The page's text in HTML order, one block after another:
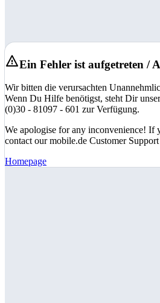
Ein Fehler ist aufgetreten /
Wir bitten die verursachten
Wenn Du Hilfe benötigst, steht Dir
(0)30 - 81097 - 601 zur Verfügung.
We apologise for any inconvenience! If
contact our mobile.de Customer
Homepage